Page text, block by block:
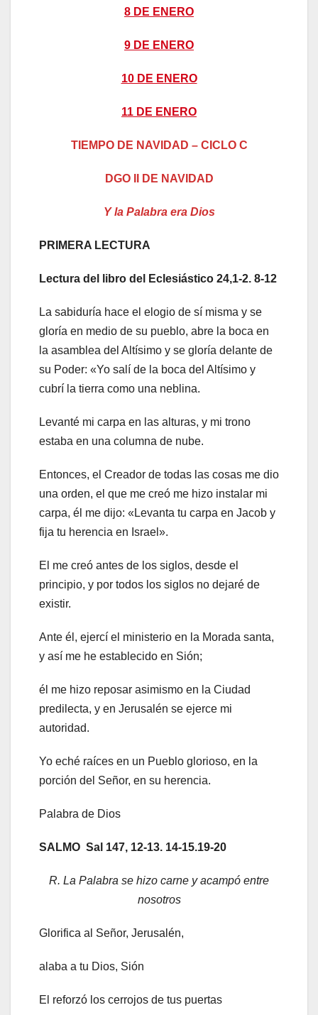
8 DE ENERO
9 DE ENERO
10 DE ENERO
11 DE ENERO
TIEMPO DE NAVIDAD – CICLO C
DGO II DE NAVIDAD
Y la Palabra era Dios
PRIMERA LECTURA
Lectura del libro del Eclesiástico 24,1-2. 8-12
La sabiduría hace el elogio de sí misma y se
gloría en medio de su pueblo, abre la boca en
la asamblea del Altísimo y se gloría delante de
su Poder: «Yo salí de la boca del Altísimo y
cubrí la tierra como una neblina.
Levanté mi carpa en las alturas, y mi trono
estaba en una columna de nube.
Entonces, el Creador de todas las cosas me dio
una orden, el que me creó me hizo instalar mi
carpa, él me dijo: «Levanta tu carpa en Jacob y
fija tu herencia en Israel».
El me creó antes de los siglos, desde el
principio, y por todos los siglos no dejaré de
existir.
Ante él, ejercí el ministerio en la Morada santa,
y así me he establecido en Sión;
él me hizo reposar asimismo en la Ciudad
predilecta, y en Jerusalén se ejerce mi
autoridad.
Yo eché raíces en un Pueblo glorioso, en la
porción del Señor, en su herencia.
Palabra de Dios
SALMO Sal 147, 12-13. 14-15.19-20
R. La Palabra se hizo carne y acampó entre
nosotros
Glorifica al Señor, Jerusalén,
alaba a tu Dios, Sión
El reforzó los cerrojos de tus puertas